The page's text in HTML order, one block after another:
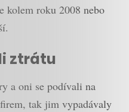
kolem roku 2008 nebo
ztrátu
a oni se podívali na
tak jim vypadávaly